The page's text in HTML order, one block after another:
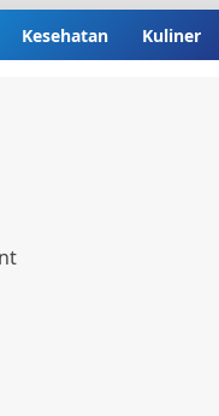
Kesehatan Kuliner